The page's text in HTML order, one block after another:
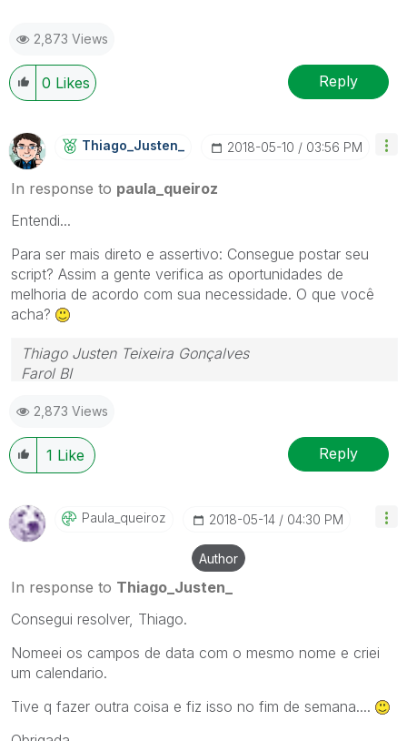
2,873 Views
0 Likes Reply
Thiago_Justen_ ‎2018-05-10 03:56 PM
In response to paula_queiroz
Entendi...
Para ser mais direto e assertivo: Consegue postar seu
script? Assim a gente verifica as oportunidades de
melhoria de acordo com sua necessidade. O que você
acha?
Thiago Justen Teixeira Gonçalves
Farol BI
Skype: justen.thiago
2,873 Views
1 Like Reply
Paula_queiroz ‎2018-05-14 04:30 PM
Author
In response to Thiago_Justen_
Consegui resolver, Thiago.
Nomeei os campos de data com o mesmo nome e criei
um calendario.
Tive q fazer outra coisa e fiz isso no fim de semana....